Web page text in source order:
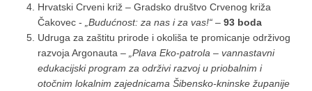
Hrvatski Crveni križ – Gradsko društvo Crvenog križa
Čakovec -
„Budućnost: za nas i za vas!“ –93 boda
Udruga za zaštitu prirode i okoliša te promicanje održivog
razvoja Argonauta – „Plava Eko-patrola – vannastavni
edukacijski program za održivi razvoj u priobalnim i
otočnim lokalnim zajednicama Šibensko-kninske županije